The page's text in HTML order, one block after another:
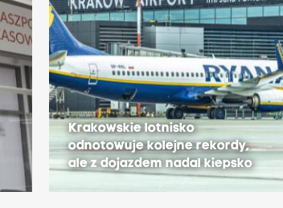
Krakowskie lotnisko
odnotowuje kolejne rekordy,
ale z dojazdem nadal kiepsko